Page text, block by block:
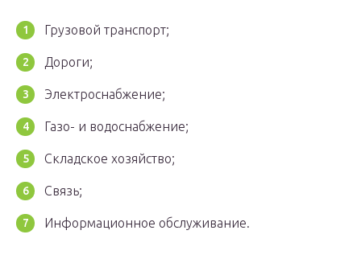
Грузовой транспорт;
Дороги;
Электроснабжение;
Газо- и водоснабжение;
Складское хозяйство;
Связь;
Информационное обслуживание.